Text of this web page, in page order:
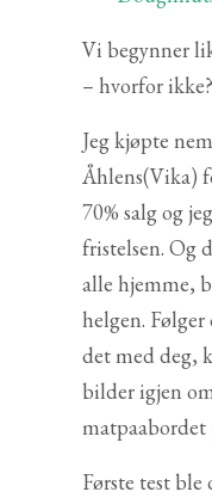
Vi begynner
– hvorfor ikke?
Jeg kjøpte
Åhlens(Vika)
70% salg og
fristelsen. Og
alle hjemme,
helgen. Følger
det med deg,
bilder igjen
matpaabordet
Første test ble